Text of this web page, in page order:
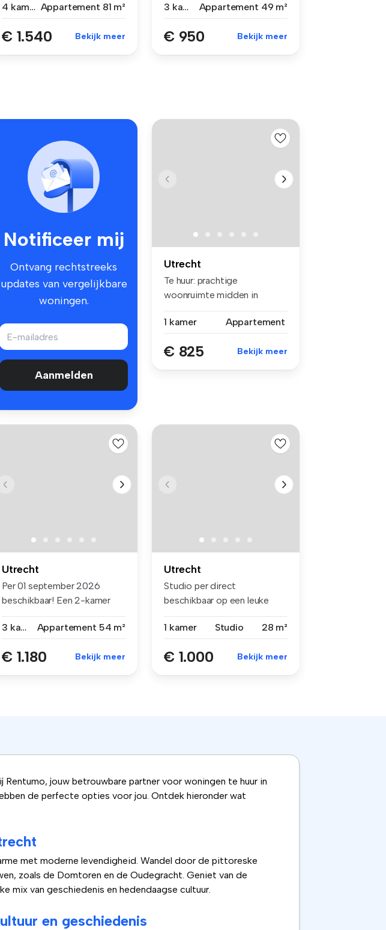
4 kamers Appartement 81 m²
€ 1.540 Bekijk meer
3 kamers
Appartement 49 m²
€ 950 Bekijk meer
Notificeer mij
Ontvang rechtstreeks
updates van vergelijkbare
woningen.
Aanmelden
Utrecht
Te huur: prachtige
woonruimte midden in
1 kamer
Appartement
€ 825 Bekijk meer
Utrecht
Per 01 september 2026
beschikbaar! Een 2-kamer
3 kamers
Appartement 54 m²
€ 1.180 Bekijk meer
Utrecht
Studio per direct
beschikbaar op een leuke
1 kamer
Studio 28 m²
€ 1.000 Bekijk meer
jouw betrouwbare partner voor woningen te huur in
de perfecte opties voor jou. Ontdek hieronder wat
met moderne levendigheid. Wandel door de pittoreske
zoals de Domtoren en de Oudegracht. Geniet van de
mix van geschiedenis en hedendaagse cultuur.
en geschiedenis